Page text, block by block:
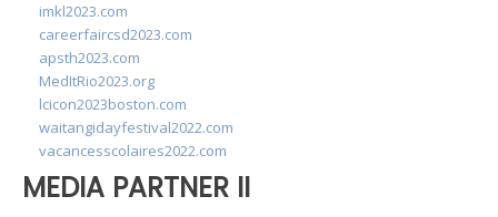
imkl2023.com
careerfaircsd2023.com
apsth2023.com
MedItRio2023.org
lcicon2023boston.com
waitangidayfestival2022.com
vacancesscolaires2022.com
MEDIA PARTNER II